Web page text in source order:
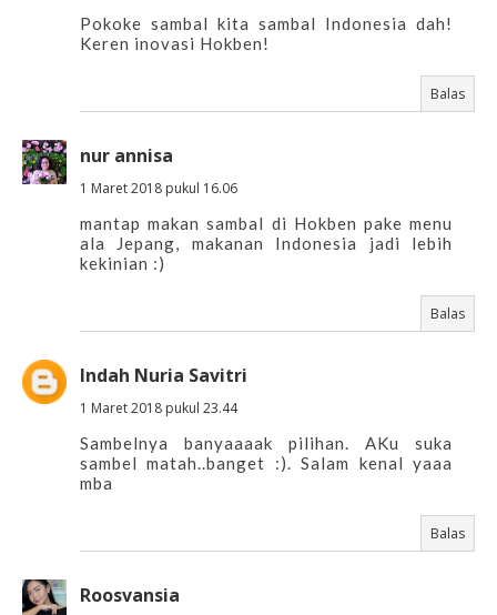
Pokoke sambal kita sambal Indonesia dah!
Keren inovasi Hokben!
Balas
nur annisa
1 Maret 2018 pukul 16.06
mantap makan sambal di Hokben pake menu
ala Jepang, makanan Indonesia jadi lebih
kekinian :)
Balas
Indah Nuria Savitri
1 Maret 2018 pukul 23.44
Sambelnya banyaaaak pilihan. AKu suka
sambel matah..banget :). Salam kenal yaaa
mba
Balas
Roosvansia